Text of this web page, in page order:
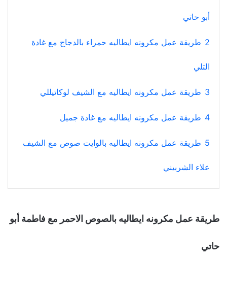
أبو حاتي
2 طريقة عمل مكرونه ايطاليه حمراء بالدجاج مع غادة
التلي
3 طريقة عمل مكرونه ايطاليه مع الشيف لوكاتيللي
4 طريقة عمل مكرونه ايطاليه مع غادة جميل
5 طريقة عمل مكرونه ايطاليه بالوايت صوص مع الشيف
علاء الشربيني
طريقة عمل مكرونه ايطاليه بالصوص الاحمر مع فاطمة أبو
حاتي